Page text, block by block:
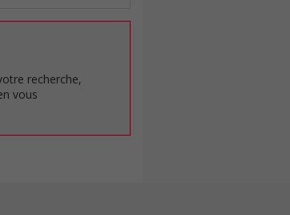
recherche,
vous